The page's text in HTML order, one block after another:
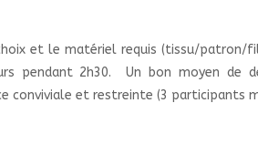
et le matériel requis (tissu/patron/
pendant 2h30. Un bon moyen de
conviviale et restreinte (3 participants